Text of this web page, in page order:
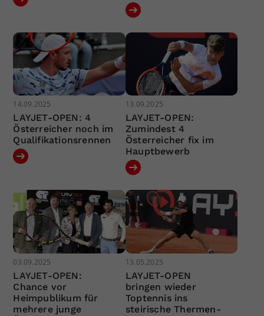
14.09.2025
LAYJET-OPEN: 4
Österreicher noch im
Qualifikationsrennen
13.09.2025
LAYJET-OPEN:
Zumindest 4
Österreicher fix im
Hauptbewerb
03.09.2025
LAYJET-OPEN:
Chance vor
Heimpublikum für
mehrere junge
13.05.2025
LAYJET-OPEN
bringen wieder
Toptennis ins
steirische Thermen-